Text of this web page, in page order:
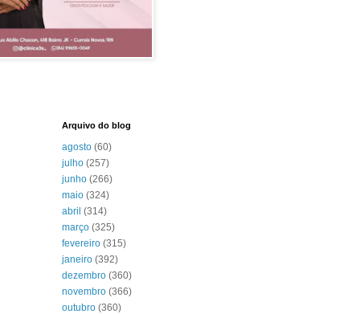
Arquivo do blog
agosto (60)
julho (257)
junho (266)
maio (324)
abril (314)
março (325)
fevereiro (315)
janeiro (392)
dezembro (360)
novembro (366)
outubro (360)